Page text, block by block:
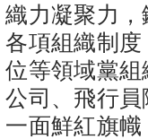
織力凝聚力
各項組織制
位等領域黨
公司、飛行
一面鮮紅旗